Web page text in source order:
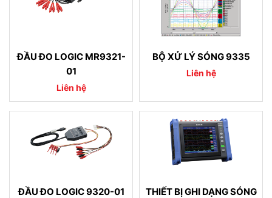
ĐẦU ĐO LOGIC MR9321-
01
Liên hệ
BỘ XỬ LÝ SÓNG 9335
Liên hệ
ĐẦU ĐO LOGIC 9320-01
THIẾT BỊ GHI DẠNG SÓNG